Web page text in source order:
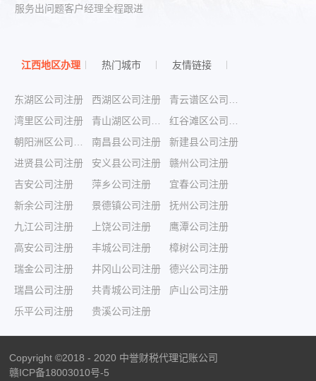
服务出问题客户经理全程跟进
江西地区办理 热门城市 友情链接
东湖区公司注册 西湖区公司注册
湾里区公司注册
南昌县公司注册
新建县公司注册
进贤县公司注册
安义县公司注册
赣州公司注册
吉安公司注册
萍乡公司注册
宜春公司注册
新余公司注册
景德镇公司注册
抚州公司注册
九江公司注册
上饶公司注册
鹰潭公司注册
高安公司注册
丰城公司注册
樟树公司注册
瑞金公司注册
井冈山公司注册
德兴公司注册
瑞昌公司注册
共青城公司注册
庐山公司注册
乐平公司注册
贵溪公司注册
Copyright ©2018 - 2020 中誉财税代理记账公司
赣ICP备18003010号-5